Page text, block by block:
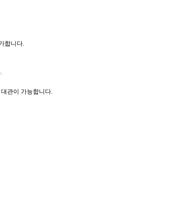
합니다.
.
관이 가능합니다.